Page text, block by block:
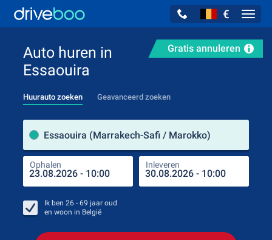
€
Gratis annuleren
Auto huren in
Essaouira
Huurauto zoeken Geavanceerd zoeken
Essaouira (Marrakech-Safi / Marokko)
Ophalen Inleveren
Ik ben 26 - 69 jaar oud
en woon in België